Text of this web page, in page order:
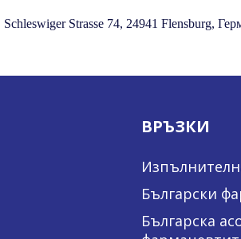
Strasse 74, 24941 Flensburg,
ВРЪЗКИ
Български
Българска